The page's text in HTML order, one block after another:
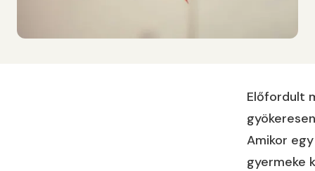
Előfordult
Amikor
gyermeke